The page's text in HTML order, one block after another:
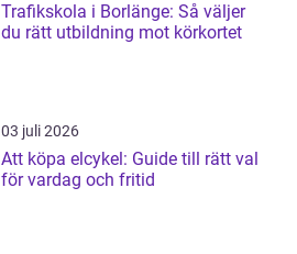
Trafikskola i Borlänge: Så väljer
du rätt utbildning mot körkortet
03 juli 2026
Att köpa elcykel: Guide till rätt val
för vardag och fritid